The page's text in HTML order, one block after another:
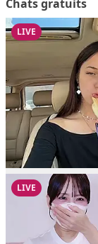
Chats gratuits